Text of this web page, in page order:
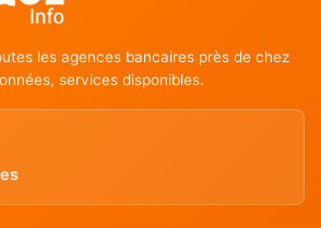
les agences bancaires près de chez
services disponibles.